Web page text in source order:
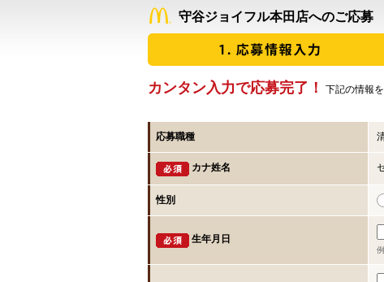
守谷ジョイフル本田店へのご応募
カンタン入力で応募完了！ 下記の情報
応募職種
カナ姓名
性別
生年月日